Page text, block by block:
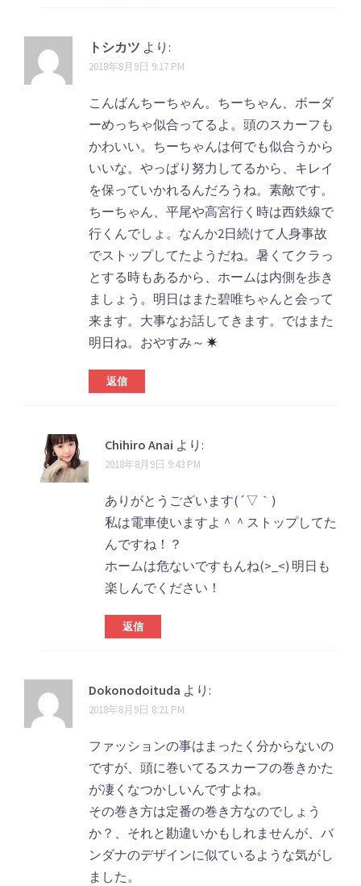
トシカツ より:
2018年8月9日 9:17 PM
こんばんちーちゃん。ちーちゃん、ボーダ
ーめっちゃ似合ってるよ。頭のスカーフも
かわいい。ちーちゃんは何でも似合うから
いいな。やっぱり努力してるから、キレイ
を保っていかれるんだろうね。素敵です。
ちーちゃん、平尾や高宮行く時は西鉄線で
行くんでしょ。なんか2日続けて人身事故
でストップしてたようだね。暑くてクラっ
とする時もあるから、ホームは内側を歩き
ましょう。明日はまた碧唯ちゃんと会って
来ます。大事なお話してきます。ではまた
明日ね。おやすみ～
返信
Chihiro Anai より:
2018年8月9日 9:43 PM
ありがとうございます(´▽｀)
私は電車使いますよ＾＾ストップしてた
んですね！？
ホームは危ないですもんね(>_<) 明日も
楽しんでください！
返信
Dokonodoituda より:
2018年8月9日 8:21 PM
ファッションの事はまったく分からないの
ですが、頭に巻いてるスカーフの巻きかた
が凄くなつかしいんですよね。
その巻き方は定番の巻き方なのでしょう
か？、それと勘違いかもしれませんが、バ
ンダナのデザインに似ているような気がし
ました。